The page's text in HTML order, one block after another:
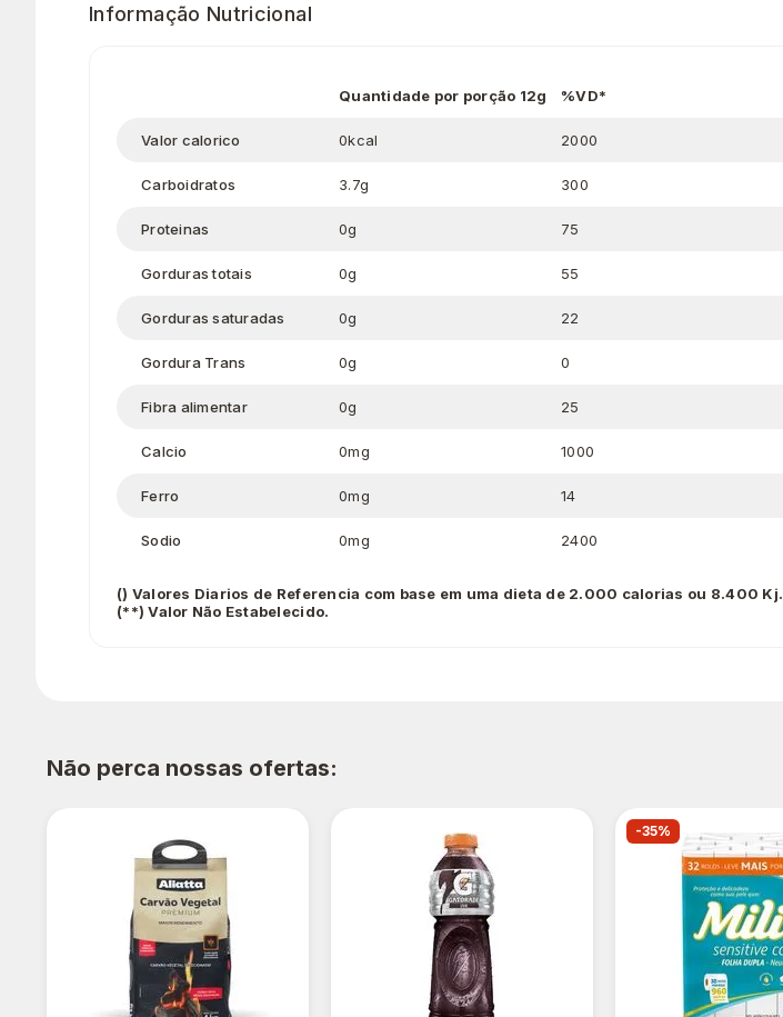
Informação Nutricional
Quantidade por porção 12g %VD*
Valor calorico 0kcal 2000
Carboidratos 3.7g 300
Proteinas 0g 75
Gorduras totais 0g 55
Gorduras saturadas 0g 22
Gordura Trans 0g 0
Fibra alimentar 0g 25
Calcio 0mg 1000
Ferro 0mg 14
Sodio 0mg 2400
() Valores Diarios de Referencia com base em uma dieta de 2.000 calorias ou 8.400 Kj.
(**) Valor Não Estabelecido.
Não perca nossas ofertas:
-35%